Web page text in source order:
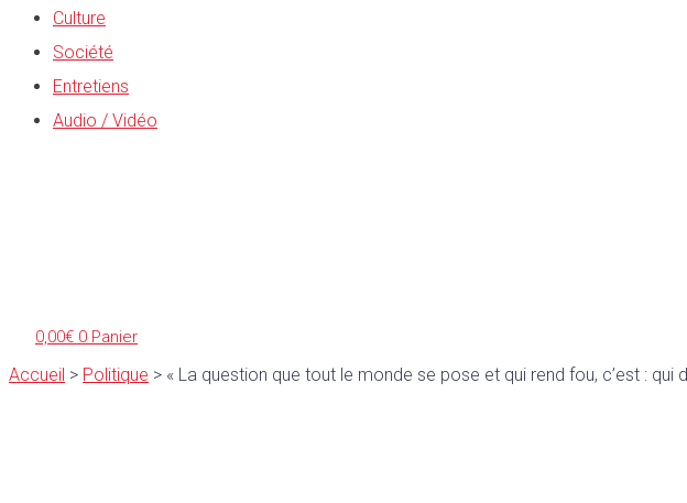
Culture
Société
Entretiens
Audio / Vidéo
0,00€ 0 Panier
Accueil > Politique > « La question que tout le monde se pose et qui rend fou, c’est : qui